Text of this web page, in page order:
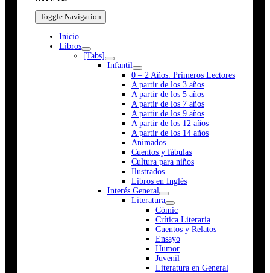
Toggle Navigation
Inicio
Libros
[Tabs]
Infantil
0 – 2 Años. Primeros Lectores
A partir de los 3 años
A partir de los 5 años
A partir de los 7 años
A partir de los 9 años
A partir de los 12 años
A partir de los 14 años
Animados
Cuentos y fábulas
Cultura para niños
Ilustrados
Libros en Inglés
Interés General
Literatura
Cómic
Crítica Literaria
Cuentos y Relatos
Ensayo
Humor
Juvenil
Literatura en General